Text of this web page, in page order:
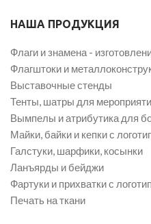
НАША ПРОДУКЦИЯ
Флаги и знамена -
Флагштоки и
Выставочные стенды
Тенты, шатры для
Вымпелы и атрибутика для
Майки, байки и кепки с
Галстуки, шарфики, косынки
Ланъярды и бейджи
Фартуки и прихватки с
Печать на ткани